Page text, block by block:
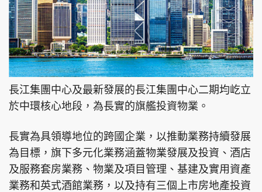
長江集團中心及最新發展的長江集團中心二期均屹立
於中環核心地段，為長實的旗艦投資物業。
長實為具領導地位的跨國企業，以推動業務持續發展
為目標，旗下多元化業務涵蓋物業發展及投資、酒店
及服務套房業務、物業及項目管理、基建及實用資產
業務和英式酒館業務，以及持有三個上市房地產投資